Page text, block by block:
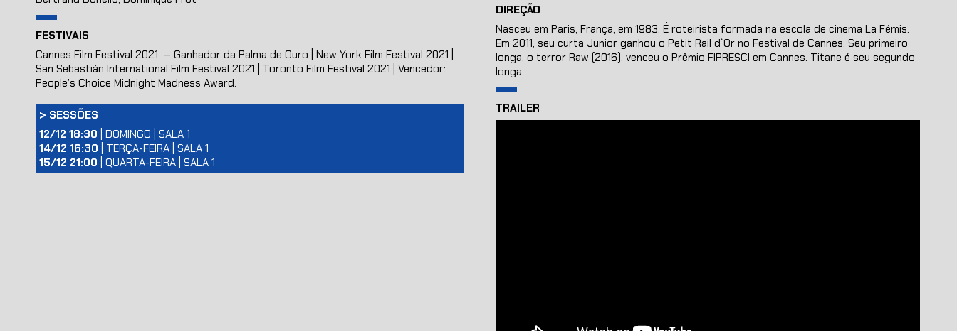
FESTIVAIS
Cannes Film Festival 2021 – Ganhador da Palma de Ouro | New York Film Festival 2021 |
San Sebastián International Film Festival 2021 | Toronto Film Festival 2021 | Vencedor:
People’s Choice Midnight Madness Award.
> SESSÕES
12/12 18:30 | DOMINGO | SALA 1
14/12 16:30 | TERÇA-FEIRA | SALA 1
15/12 21:00 | QUARTA-FEIRA | SALA 1
DIREÇÃO
Nasceu em Paris, França, em 1983. É roteirista formada na escola de cinema La Fémis.
Em 2011, seu curta Junior ganhou o Petit Rail d`Or no Festival de Cannes. Seu primeiro
longa, o terror Raw (2016), venceu o Prêmio FIPRESCI em Cannes. Titane é seu segundo
longa.
TRAILER